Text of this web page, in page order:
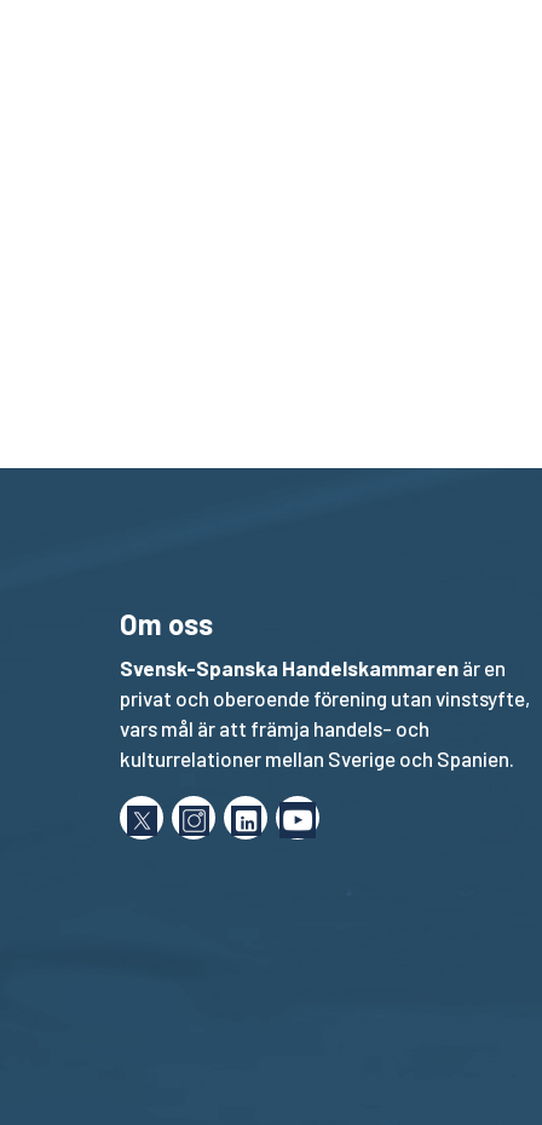
Om oss
Svensk-Spanska Handelskammaren är en
privat och oberoende förening utan vinstsyfte,
vars mål är att främja handels- och
kulturrelationer mellan Sverige och Spanien.